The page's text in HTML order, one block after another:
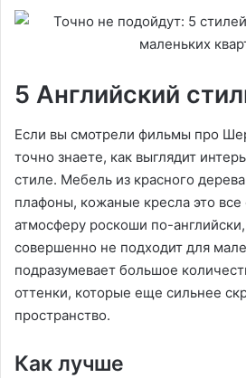
5 Английский
Если вы смотрели фильмы про
точно знаете, как выглядит
стиле. Мебель из красного
плафоны, кожаные кресла это все
атмосферу роскоши по-
совершенно не подходит для
подразумевает большое
оттенки, которые еще сильнее
пространство.
Как лучше